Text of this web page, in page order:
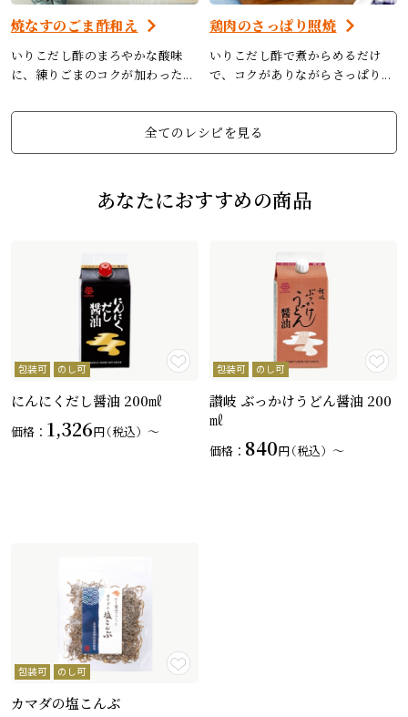
焼なすのごま酢和え
いりこだし酢のまろやかな酸味
に、練りごまのコクが加わった...
鶏肉のさっぱり照焼
いりこだし酢で煮からめるだけ
で、コクがありながらさっぱり...
全てのレシピを見る
あなたにおすすめの商品
包装可 のし可
にんにくだし醤油 200㎖
価格： 1,326円（税込）〜
包装可 のし可
讃岐 ぶっかけうどん醤油 200
㎖
価格： 840円（税込）〜
包装可 のし可
カマダの塩こんぶ